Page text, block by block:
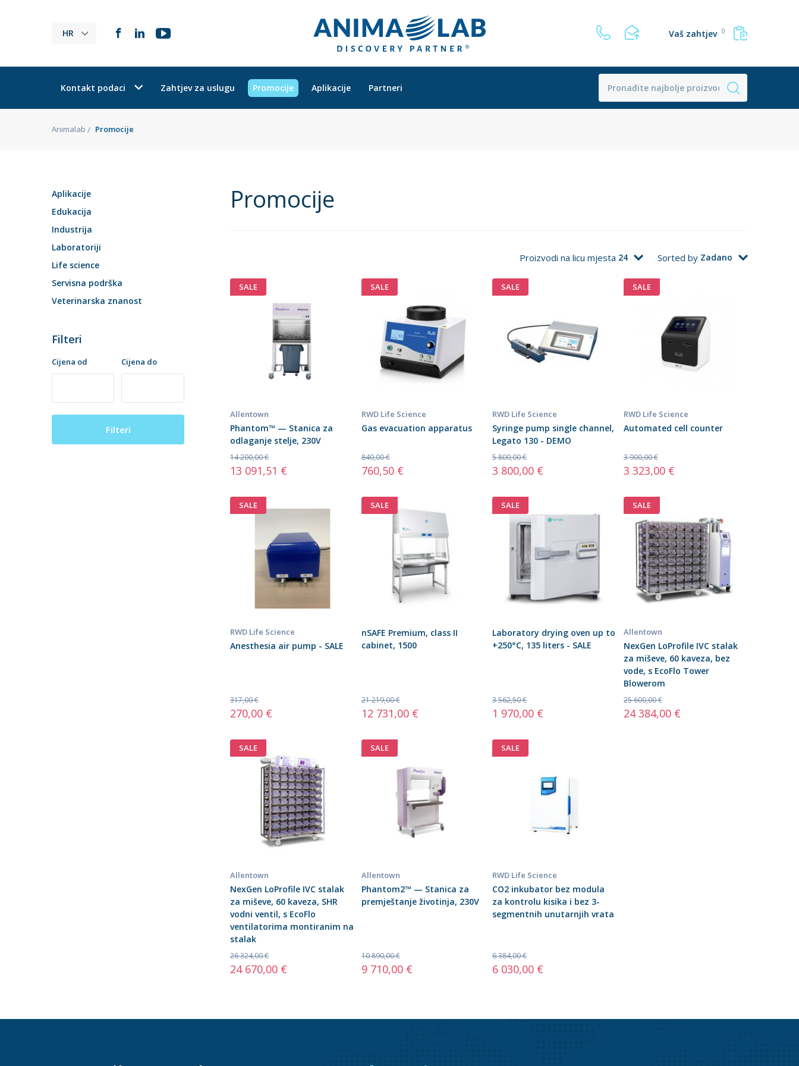
HR Vaš zahtjev 0
Kontakt podaci Zahtjev za uslugu Promocije Aplikacije Partneri
Animalab Promocije
Aplikacije
Edukacija
Industrija
Laboratoriji
Life science
Servisna podrška
Veterinarska znanost
Filteri
Cijena od Cijena do
Filteri
Promocije
Proizvodi na licu mjesta 24 Sorted by Zadano
SALE
Allentown
Phantom™ — Stanica za
odlaganje stelje, 230V
14 200,00 €
13 091,51 €
SALE
RWD Life Science
Gas evacuation apparatus
840,00 €
760,50 €
SALE
RWD Life Science
Syringe pump single channel,
Legato 130 - DEMO
5 800,00 €
3 800,00 €
SALE
RWD Life Science
Automated cell counter
3 900,00 €
3 323,00 €
SALE
RWD Life Science
Anesthesia air pump - SALE
317,00 €
270,00 €
SALE
nSAFE Premium, class II
cabinet, 1500
21 219,00 €
12 731,00 €
SALE
Laboratory drying oven up to
+250°C, 135 liters - SALE
3 562,50 €
1 970,00 €
SALE
Allentown
NexGen LoProfile IVC stalak
za miševe, 60 kaveza, bez
vode, s EcoFlo Tower
Blowerom
25 600,00 €
24 384,00 €
SALE
Allentown
NexGen LoProfile IVC stalak
za miševe, 60 kaveza, SHR
vodni ventil, s EcoFlo
ventilatorima montiranim na
stalak
26 324,00 €
24 670,00 €
SALE
Allentown
Phantom2™ — Stanica za
premještanje životinja, 230V
10 890,00 €
9 710,00 €
SALE
RWD Life Science
CO2 inkubator bez modula
za kontrolu kisika i bez 3-
segmentnih unutarnjih vrata
6 384,00 €
6 030,00 €